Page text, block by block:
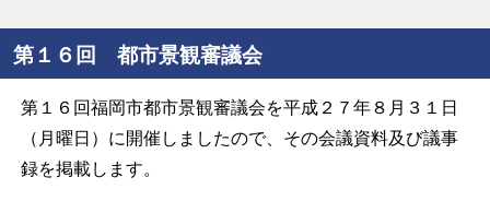
第１６回 都市景観審議会
第１６回福岡市都市景観審議会を平成２７年８月３１日
（月曜日）に開催しましたので、その会議資料及び議事
録を掲載します。